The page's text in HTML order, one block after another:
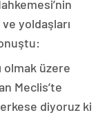
yoldaşları
olmak üzere
Meclis’te
diyoruz ki